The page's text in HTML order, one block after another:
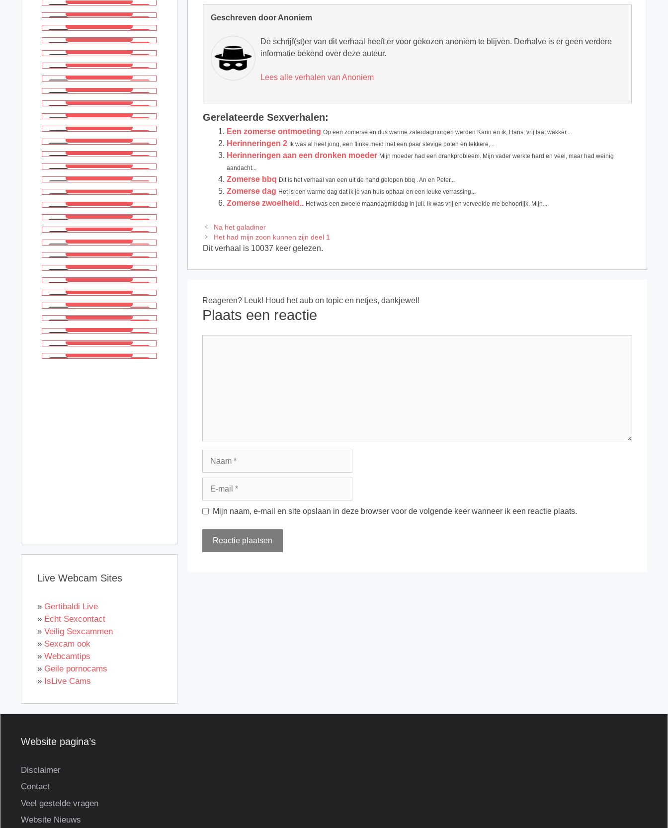
Geschreven door Anoniem
De schrijf(st)er van dit verhaal heeft er voor gekozen anoniem te blijven. Derhalve is er geen verdere
informatie bekend over deze auteur.
Lees alle verhalen van Anoniem
Gerelateerde Sexverhalen:
Een zomerse ontmoeting Op een zomerse en dus warme zaterdagmorgen werden Karin en ik, Hans, vrij laat wakker....
Herinneringen 2 Ik was al heel jong, een flinke meid met een paar stevige poten en lekkere,...
Herinneringen aan een dronken moeder Mijn moeder had een drankprobleem. Mijn vader werkte hard en veel, maar had weinig
aandacht...
Zomerse bbq Dit is het verhaal van een uit de hand gelopen bbq . An en Peter...
Zomerse dag Het is een warme dag dat ik je van huis ophaal en een leuke verrassing...
Zomerse zwoelheid.. Het was een zwoele maandagmiddag in juli. Ik was vrij en verveelde me behoorlijk. Mijn...
Na het galadiner
Het had mijn zoon kunnen zijn deel 1
Dit verhaal is 10037 keer gelezen.
Reageren? Leuk! Houd het aub on topic en netjes, dankjewel!
Plaats een reactie
Mijn naam, e-mail en site opslaan in deze browser voor de volgende keer wanneer ik een reactie plaats.
Live Webcam Sites
» Gertibaldi Live
» Echt Sexcontact
» Veilig Sexcammen
» Sexcam ook
» Webcamtips
» Geile pornocams
» IsLive Cams
Website pagina’s
Disclaimer
Contact
Veel gestelde vragen
Website Nieuws